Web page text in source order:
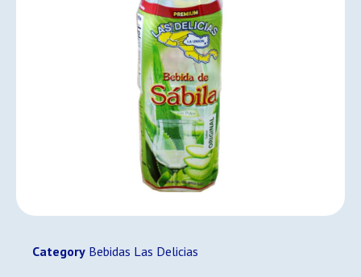
Category Bebidas Las Delicias